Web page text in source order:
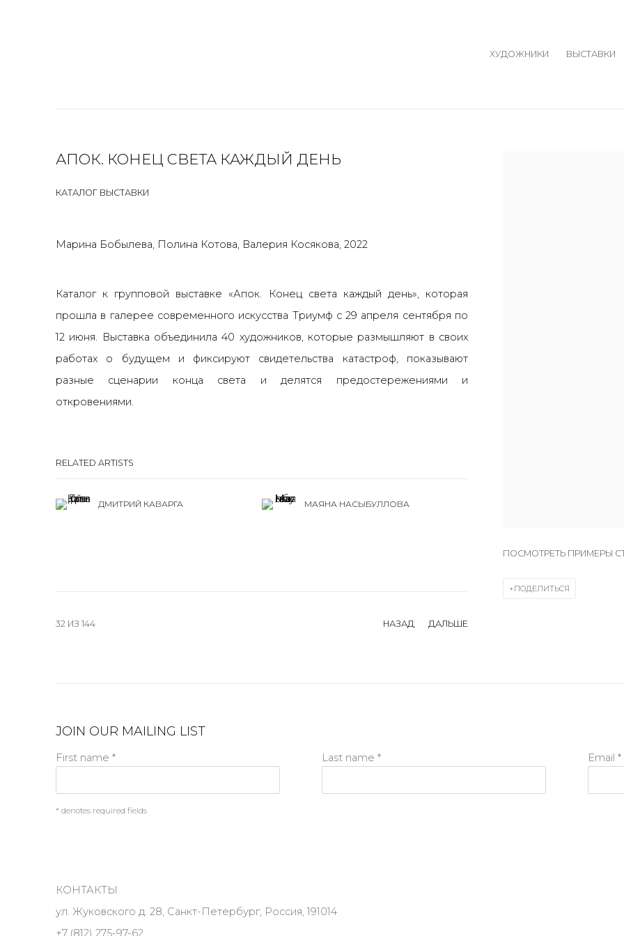
ХУДОЖНИКИ ВЫСТАВКИ
АПОК. КОНЕЦ СВЕТА КАЖДЫЙ ДЕНЬ
КАТАЛОГ ВЫСТАВКИ
ПОСМОТРЕТЬ ПРИМЕРЫ
ПОДЕЛИТЬСЯ
Марина Бобылева, Полина Котова, Валерия Косякова, 2022
Каталог к групповой выставке «Апок. Конец света каждый день», которая
прошла в галерее современного искусства Триумф с 29 апреля сентября по
12 июня. Выставка объединила 40 художников, которые размышляют в своих
работах о будущем и фиксируют свидетельства катастроф, показывают
разные сценарии конца света и делятся предостережениями и
откровениями.
RELATED ARTISTS
ДМИТРИЙ КАВАРГА МАЯНА НАСЫБУЛЛОВА
НАЗАД ДАЛЬШЕ
32 ИЗ 144
JOIN OUR MAILING LIST
First name * Last name * Email *
* denotes required fields
КОНТАКТЫ
ул. Жуковского д. 28, Санкт-Петербург, Россия, 191014
+7 (812) 275-97-62